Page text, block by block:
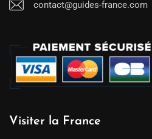
contact@guides-france.com
Visiter la France